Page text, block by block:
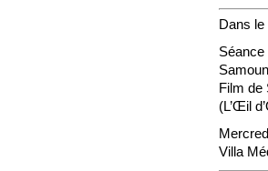
Dans
Film de
(L’Œil
Villa